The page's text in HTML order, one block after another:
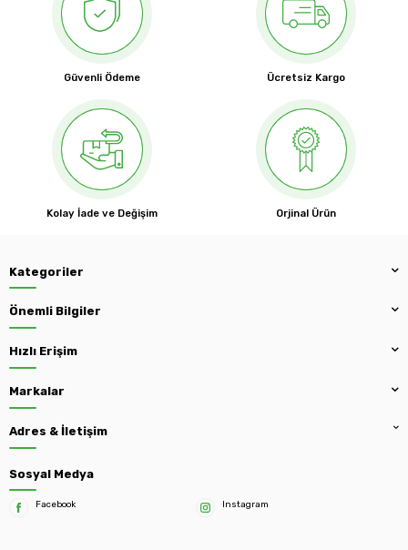
Güvenli Ödeme Ücretsiz Kargo
Kolay İade ve Değişim Orjinal Ürün
Kategoriler
Önemli Bilgiler
Hızlı Erişim
Markalar
Adres & İletişim
Sosyal Medya
Facebook Instagram